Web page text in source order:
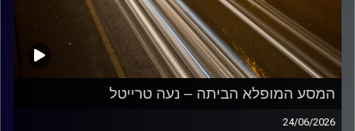
המסע המופלא הביתה – נעה טרייטל
24/06/2026